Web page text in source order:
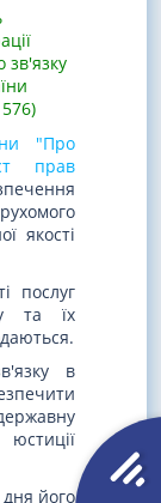
зв'язку
"Про
прав
якості
послуг
та їх
в
його